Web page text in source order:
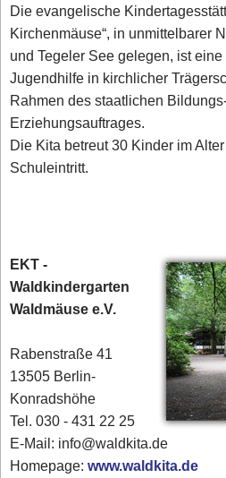
Die evangelische
Kirchenmäuse“, in unmittelbarer
und Tegeler See gelegen, ist
Jugendhilfe in kirchlicher
Rahmen des staatlichen
Erziehungsauftrages.
Die Kita betreut 30 Kinder im
Schuleintritt.
EKT -
Waldkindergarten
Waldmäuse e.V.
Rabenstraße 41
13505 Berlin-
Konradshöhe
Tel. 030 - 431 22 25‎
E-Mail: info@waldkita.de
Homepage:www.waldkita.de